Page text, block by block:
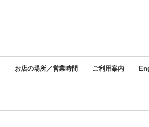
お店の場所／営業時間 ご利用案内